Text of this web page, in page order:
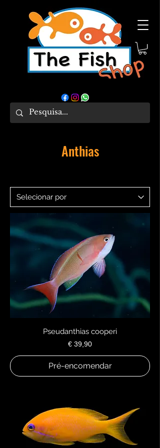
Anthias
Pseudanthias cooperi
Preço
€ 39,90
Pré-encomendar